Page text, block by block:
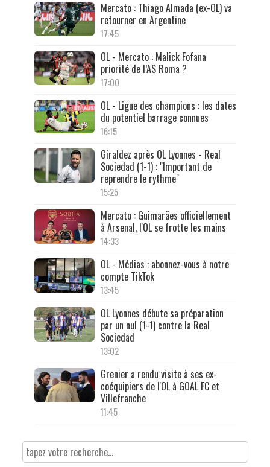
Mercato : Thiago Almada (ex-OL) va
retourner en Argentine
17:45
OL - Mercato : Malick Fofana
priorité de l’AS Roma ?
17:00
OL - Ligue des champions : les dates
du potentiel barrage connues
16:15
Giraldez après OL Lyonnes - Real
Sociedad (1-1) : "Important de
reprendre le rythme"
15:25
Mercato : Guimarães officiellement
à Arsenal, l'OL se frotte les mains
14:33
OL - Médias : abonnez-vous à notre
compte TikTok
13:45
OL Lyonnes débute sa préparation
par un nul (1-1) contre la Real
Sociedad
13:02
Grenier a rendu visite à ses ex-
coéquipiers de l'OL à GOAL FC et
Villefranche
11:45